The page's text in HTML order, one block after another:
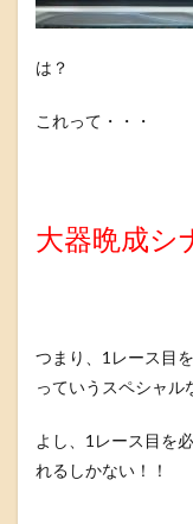
は？
これって・・・
大器晩成シ
つまり、1レース目
っていうスペシャル
よし、1レース目を
れるしかない！！